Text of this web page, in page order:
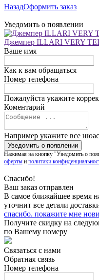
НазадОформить заказ
Уведомить о появлении
Джемпер ILLARI VERY
Ваше имя
Как к вам обращаться
Номер телефона
Пожалуйста укажите
Коментарий
Например укажите все
Нажимая на кнопку "Уведомить о
оферты и политики
Спасибо!
Ваш заказ отправлен
В самое ближайшее время
уточнит все детали
спасибо. покажите мне
Получите скидку на
по Вашему номеру
Связаться с нами
Обратная связь
Номер телефона